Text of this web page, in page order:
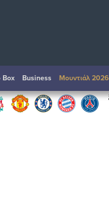
Box Βusiness Μουντιάλ 2026